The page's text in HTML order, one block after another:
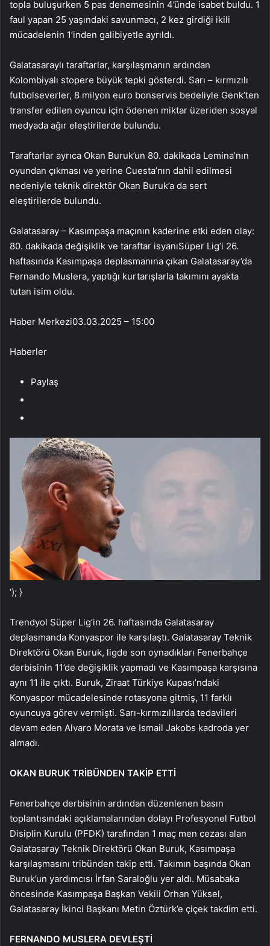
topla buluşurken 5 pas denemesinin 4’ünde isabet buldu. 1
faul yapan 25 yaşındaki savunmacı, 2 kez girdiği ikili
mücadelenin 1’inden galibiyetle ayrıldı.
Galatasaraylı taraftarlar, karşılaşmanın ardından
Kolombiyalı stopere büyük tepki gösterdi. Sarı – kırmızılı
futbolseverler, 8 milyon euro bonservis bedeliyle Genk’ten
transfer edilen oyuncu için ödenen miktar üzeriden sosyal
medyada ağır eleştirilerde bulundu.
Taraftarlar ayrıca Okan Buruk’un 80. dakikada Lemina’nın
oyundan çıkması ve yerine Cuesta’nın dahil edilmesi
nedeniyle teknik direktör Okan Buruk’a da sert
eleştirilerde bulundu.
Galatasaray – Kasımpaşa maçının kaderine etki eden olay:
80. dakikada değişiklik ve taraftar isyanıSüper Lig’i 26.
haftasında Kasımpaşa deplasmanına çıkan Galatasaray’da
Fernando Muslera, yaptığı kurtarışlarla takımını ayakta
tutan isim oldu.
Haber Merkezi03.03.2025 – 15:00
Haberler
Paylaş
‘); }
Trendyol Süper Lig’in 26. haftasında Galatasaray
deplasmanda Konyaspor ile karşılaştı. Galatasaray Teknik
Direktörü Okan Buruk, ligde son oynadıkları Fenerbahçe
derbisinin 11’de değişiklik yapmadı ve Kasımpaşa karşısına
aynı 11 ile çıktı. Buruk, Ziraat Türkiye Kupası’ndaki
Konyaspor mücadelesinde rotasyona gitmiş, 11 farklı
oyuncuya görev vermişti. Sarı-kırmızılılarda tedavileri
devam eden Alvaro Morata ve Ismail Jakobs kadroda yer
almadı.
OKAN BURUK TRİBÜNDEN TAKİP ETTİ
Fenerbahçe derbisinin ardından düzenlenen basın
toplantısındaki açıklamalarından dolayı Profesyonel Futbol
Disiplin Kurulu (PFDK) tarafından 1 maç men cezası alan
Galatasaray Teknik Direktörü Okan Buruk, Kasımpaşa
karşılaşmasını tribünden takip etti. Takımın başında Okan
Buruk’un yardımcısı İrfan Saraloğlu yer aldı. Müsabaka
öncesinde Kasımpaşa Başkan Vekili Orhan Yüksel,
Galatasaray İkinci Başkanı Metin Öztürk’e çiçek takdim etti.
FERNANDO MUSLERA DEVLEŞTİ